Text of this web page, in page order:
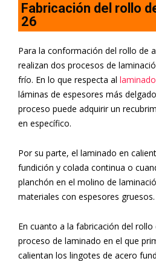
Fabricación del rollo
26
Para la conformación del rollo de
realizan dos procesos de
frío. En lo que respecta al
láminas de espesores más
proceso puede adquirir un
en específico.
Por su parte, el laminado en
fundición y colada continua o
planchón en el molino de
materiales con espesores gruesos.
En cuanto a la fabricación del
proceso de laminado en el que
calientan los lingotes de acero